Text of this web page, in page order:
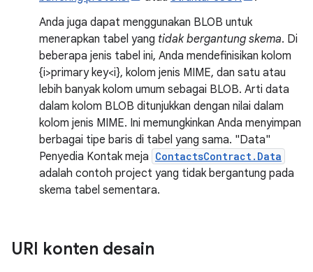
Anda juga dapat menggunakan BLOB untuk
menerapkan tabel yang tidak bergantung skema. Di
beberapa jenis tabel ini, Anda mendefinisikan kolom
{i>primary key<i}, kolom jenis MIME, dan satu atau
lebih banyak kolom umum sebagai BLOB. Arti data
dalam kolom BLOB ditunjukkan dengan nilai dalam
kolom jenis MIME. Ini memungkinkan Anda menyimpan
berbagai tipe baris di tabel yang sama. "Data"
Penyedia Kontak meja ContactsContract.Data
adalah contoh project yang tidak bergantung pada
skema tabel sementara.
URI konten desain